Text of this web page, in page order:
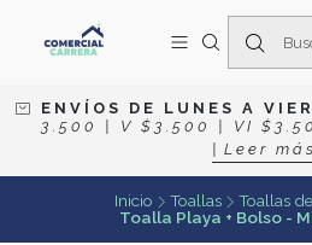
E N V Í O S D E L U N E S A V I E R
3 . 5 0 0 | V $ 3 . 5 0 0 | V I $ 3 . 5
| L e e r m á
Inicio Toallas
Toallas
Toalla Playa + Bolso -